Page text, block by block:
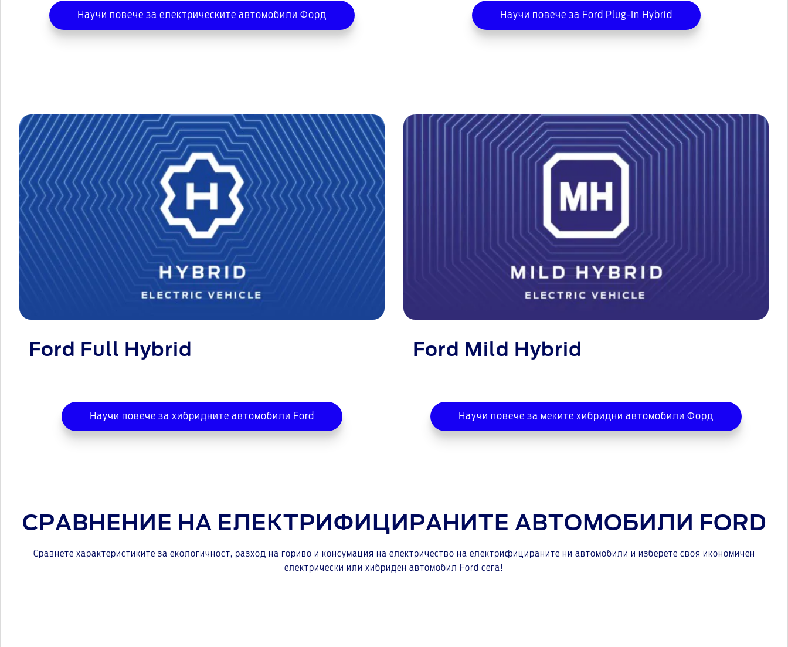
Научи повече за електрическите автомобили Форд Научи повече за Ford Plug-In Hybrid
Ford Full Hybrid
Научи повече за хибридните автомобили Ford
Ford Mild Hybrid
Научи повече за меките хибридни автомобили Форд
СРАВНЕНИЕ НА ЕЛЕКТРИФИЦИРАНИТЕ АВТОМОБИЛИ FORD
Сравнете характеристиките за екологичност, разход на гориво и консумация на електричество на електрифицираните ни автомобили и изберете своя икономичен
електрически или хибриден автомобил Ford сега!